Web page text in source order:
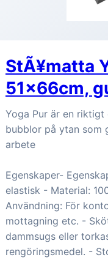
StÃ¥matta
51x66cm,
Yoga Pur är en
bubblor på ytan som
arbete
Egenskaper-
elastisk - Material:
Användning: För
mottagning etc. -
dammsugs eller
rengöringsmedel. -